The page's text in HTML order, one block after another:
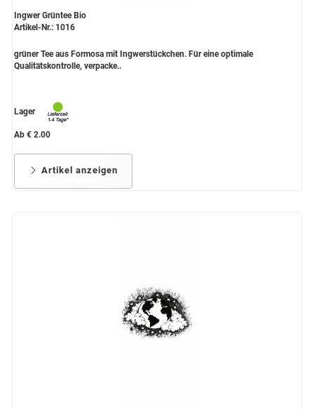
Ingwer Grüntee Bio
Artikel-Nr.: 1016
grüner Tee aus Formosa mit Ingwerstückchen. Für eine optimale
Qualitätskontrolle, verpacke..
Lager
Ab € 2.00
Artikel anzeigen